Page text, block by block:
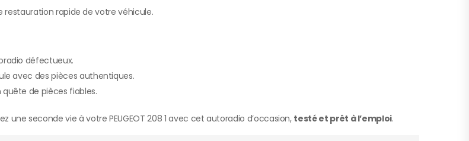
restauration rapide de votre véhicule.
défectueux.
avec des pièces authentiques.
de pièces fiables.
une seconde vie à votre PEUGEOT 208 1 avec cet autoradio d’occasion,testé et prêt à l’emploi.